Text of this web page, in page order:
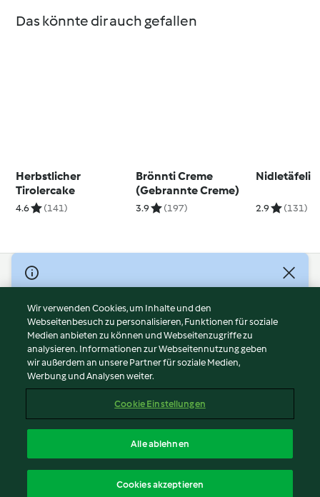
Das könnte dir auch gefallen
Herbstlicher
Tirolercake
4.6 (141)
Brönnti Creme
(Gebrannte Creme)
3.9 (197)
Nidletäfeli
2.9 (131)
© Copyright 2026
Nutzungsbedingungen
Datenschutzrichtlinien
Disclaimer
Impressum
Cookies
Abo kündigen
Erklärung zur Barrierefreiheit
Wir verwenden Cookies, um Inhalte und den
Webseitenbesuch zu personalisieren, Funktionen für soziale
Medien anbieten zu können und Webseitenzugriffe zu
analysieren. Informationen zur Webseitennutzung geben
wir außerdem an unsere Partner für soziale Medien,
Werbung und Analysen weiter.
Cookie Einstellungen
Alle ablehnen
Cookies akzeptieren